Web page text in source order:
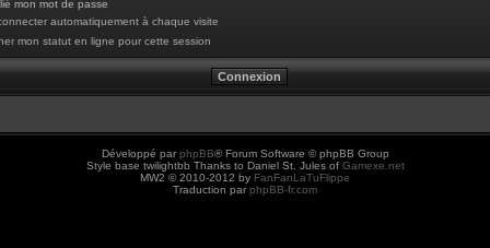
mon mot de passe
automatiquement à chaque visite
mon statut en ligne pour cette session
Développé par phpBB® Forum Software © phpBB Group
Style base twilightbb Thanks to Daniel St. Jules of Gamexe.net
MW2 © 2010-2012 by FanFanLaTuFlippe
Traduction par phpBB-fr.com